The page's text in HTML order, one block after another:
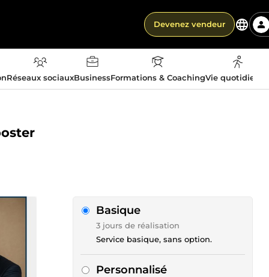
Devenez vendeur
Réseaux sociauxBusinessFormations & CoachingVie
Basique
3 jours de réalisation
Service basique, sans option.
Personnalisé